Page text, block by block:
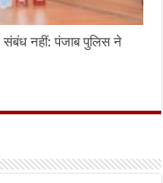
नहीं: पंजाब पुलिस ने